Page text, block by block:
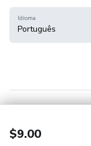
$9.00
Idioma
Português